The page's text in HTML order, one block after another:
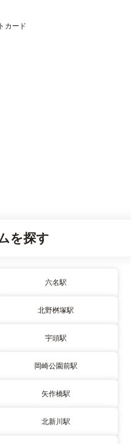
カード
を探す
六名駅
北野桝塚駅
宇頭駅
岡崎公園前駅
矢作橋駅
北新川駅